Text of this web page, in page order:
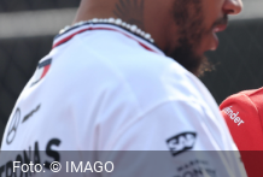
Foto: © IMAGO